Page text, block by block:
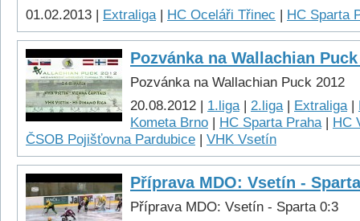
01.02.2013 | Extraliga| HC Oceláři Třinec | HC Sparta
Pozvánka na Wallachian Puck
Pozvánka na Wallachian Puck 2012
20.08.2012 | 1.liga| 2.liga| Extraliga|
Kometa Brno | HC Sparta Praha| HC
ČSOB Pojišťovna Pardubice | VHK Vsetín
Příprava MDO: Vsetín -
Příprava MDO: Vsetín - Sparta 0:3